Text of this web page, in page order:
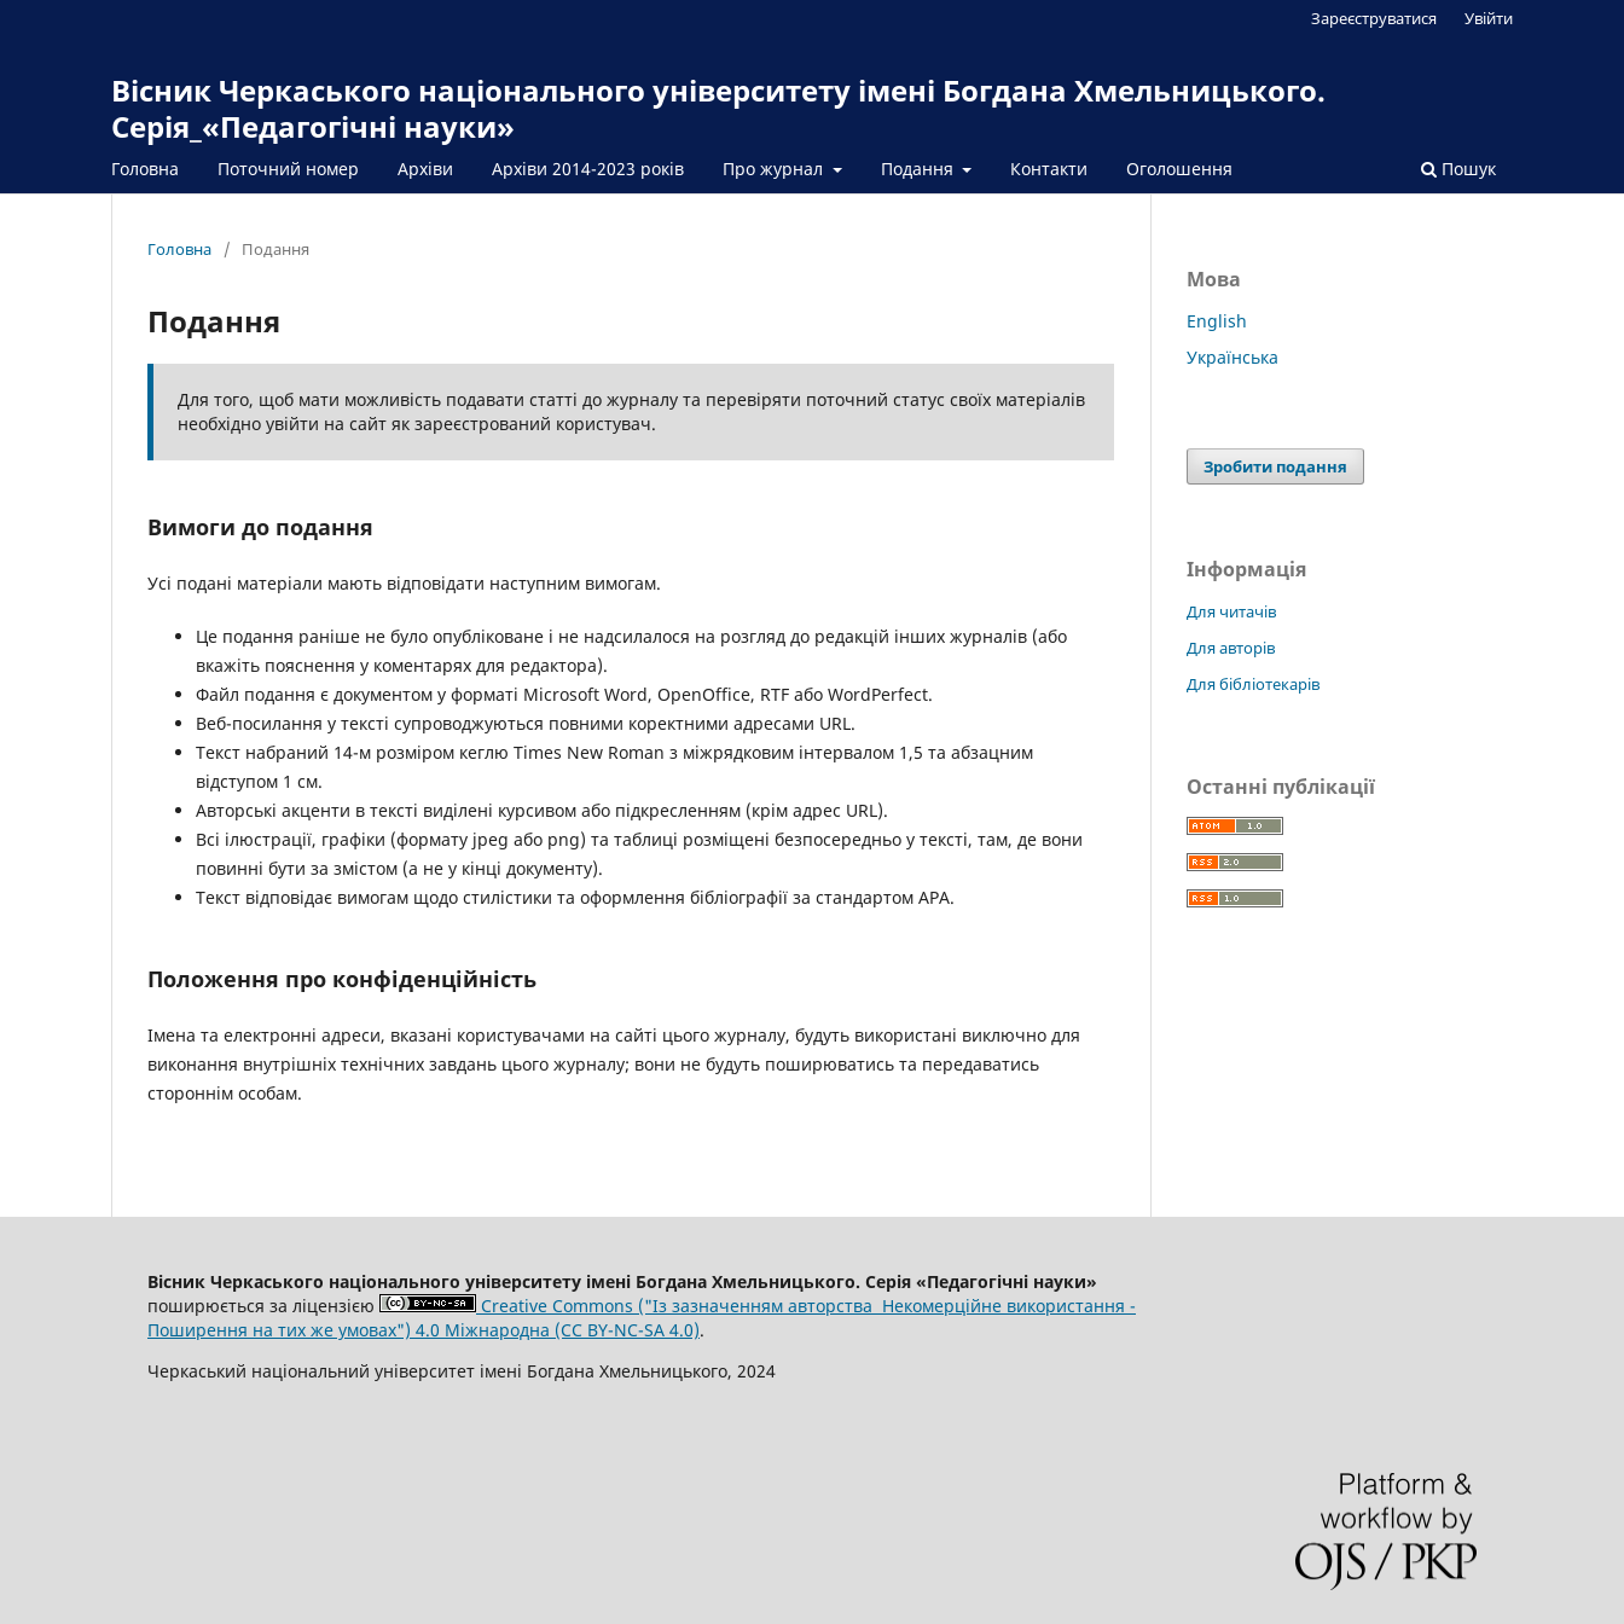
Вісник Черкаського національного університету імені Богдана Хмельницького.
Серія_«Педагогічні науки»
Головна Поточний номер Архіви Архіви 2014-2023 років Про журнал Подання Контакти Оголошення Пошук
Зареєструватися Увійти
Головна / Подання
Подання
Для того, щоб мати можливість подавати статті до журналу та перевіряти поточний статус своїх матеріалів
необхідно увійти на сайт як зареєстрований користувач.
Вимоги до подання
Усі подані матеріали мають відповідати наступним вимогам.
Це подання раніше не було опубліковане і не надсилалося на розгляд до редакцій інших журналів (або
вкажіть пояснення у коментарях для редактора).
Файл подання є документом у форматі Microsoft Word, OpenOffice, RTF або WordPerfect.
Веб-посилання у тексті супроводжуються повними коректними адресами URL.
Текст набраний 14-м розміром кеглю Times New Roman з міжрядковим інтервалом 1,5 та абзацним
відступом 1 см.
Авторські акценти в тексті виділені курсивом або підкресленням (крім адрес URL).
Всі ілюстрації, графіки (формату jpeg або png) та таблиці розміщені безпосередньо у тексті, там, де вони
повинні бути за змістом (а не у кінці документу).
Текст відповідає вимогам щодо стилістики та оформлення бібліографії за стандартом АРА.
Положення про конфіденційність
Імена та електронні адреси, вказані користувачами на сайті цього журналу, будуть використані виключно для
виконання внутрішніх технічних завдань цього журналу; вони не будуть поширюватись та передаватись
стороннім особам.
Мова
English
Українська
Зробити подання
Інформація
Для читачів
Для авторів
Для бібліотекарів
Останні публікації
Вісник Черкаського національного університету імені Богдана Хмельницького. Серія «Педагогічні науки»
поширюється за ліцензією
Creative Commons ("Із зазначенням авторства Некомерційне використання -
Поширення на тих же умовах") 4.0 Міжнародна (CC BY-NC-SA 4.0).
Черкаський національний університет імені Богдана Хмельницького, 2024